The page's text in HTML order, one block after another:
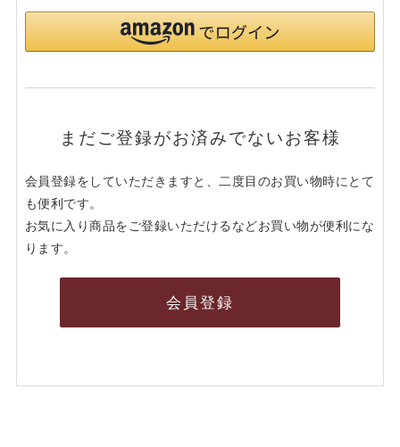
まだご登録がお済みでないお客様
会員登録をしていただきますと、二度目のお買い物時にとて
も便利です。
お気に入り商品をご登録いただけるなどお買い物が便利にな
ります。
会員登録